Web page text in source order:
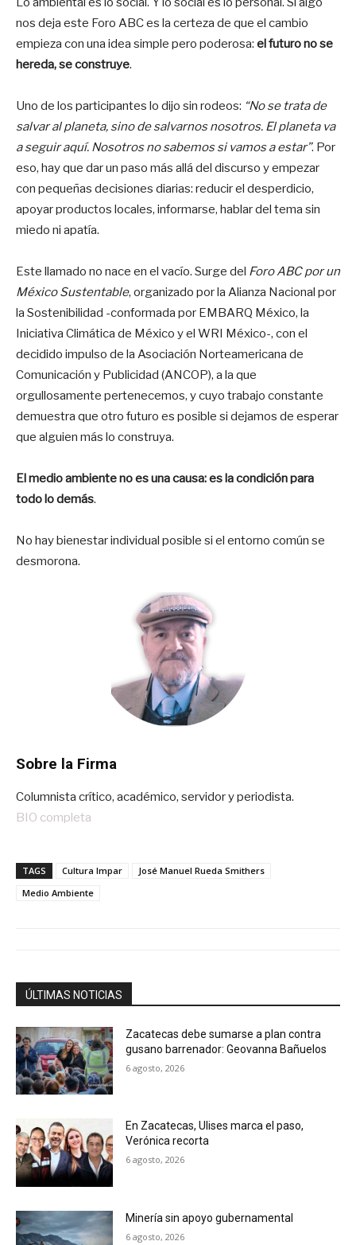
nos deja este Foro ABC es la certeza de que el cambio
empieza con una idea simple pero poderosa: el futuro no se
hereda, se construye.
Uno de los participantes lo dijo sin rodeos: “No se trata de
salvar al planeta, sino de salvarnos nosotros. El planeta va
a seguir aquí. Nosotros no sabemos si vamos a estar”. Por
eso, hay que dar un paso más allá del discurso y empezar
con pequeñas decisiones diarias: reducir el desperdicio,
apoyar productos locales, informarse, hablar del tema sin
miedo ni apatía.
Este llamado no nace en el vacío. Surge del Foro ABC por un
México Sustentable, organizado por la Alianza Nacional por
la Sostenibilidad -conformada por EMBARQ México, la
Iniciativa Climática de México y el WRI México-, con el
decidido impulso de la Asociación Norteamericana de
Comunicación y Publicidad (ANCOP), a la que
orgullosamente pertenecemos, y cuyo trabajo constante
demuestra que otro futuro es posible si dejamos de esperar
que alguien más lo construya.
El medio ambiente no es una causa: es la condición para
todo lo demás.
No hay bienestar individual posible si el entorno común se
desmorona.
Sobre la Firma
Columnista crítico, académico, servidor y periodista.
BIO completa
TAGS Cultura Impar
José Manuel Rueda Smithers
Medio Ambiente
ÚLTIMAS NOTICIAS
Zacatecas debe sumarse a plan contra
gusano barrenador: Geovanna Bañuelos
6 agosto, 2026
En Zacatecas, Ulises marca el paso,
Verónica recorta
6 agosto, 2026
Minería sin apoyo gubernamental
6 agosto, 2026